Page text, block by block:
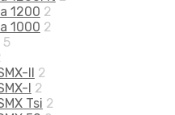
1200 2
1000 2
5
II 2
I 2
Tsi 2